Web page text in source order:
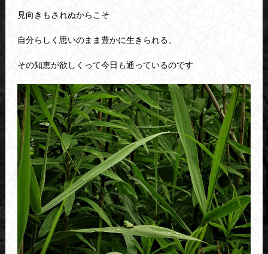
見向きもされぬからこそ
自分らしく思いのまま豊かに生きられる。
その知恵が欲しくって今日も通っているのです